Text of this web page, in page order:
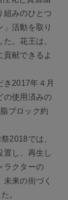
組みのひとつ
」活動を取り
。花王は、
献できるよ
き2017年４月
の使用済みの
ブロック約
2018では、
置し、再生し
ラクターの
未来の街づく
。